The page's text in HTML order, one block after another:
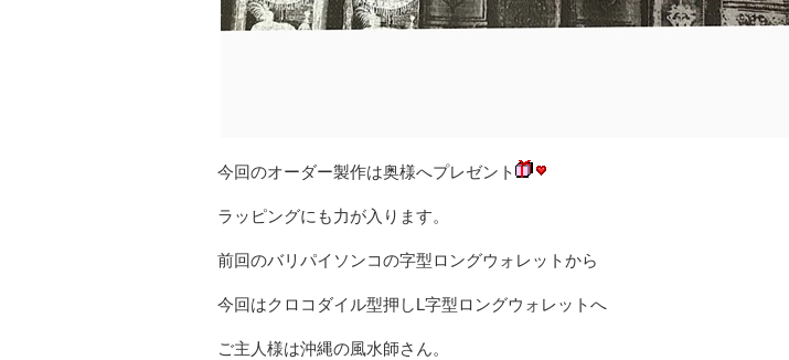
今回のオーダー製作は奥様へプレゼント
ラッピングにも力が入ります。
前回のバリパイソンコの字型ロングウォレットから
今回はクロコダイル型押しL字型ロングウォレットへ
ご主人様は沖縄の風水師さん。